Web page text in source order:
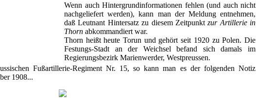
Wenn auch Hintergrundinformationen fehlen (und auch nicht
nachgeliefert werden), kann man der Meldung entnehmen,
daß Leutnant Hintersatz zu diesem Zeitpunktzur Artillerie in
Thorn abkommandiert war.
Thorn heißt heute Torun und gehört seit 1920 zu Polen. Die
Festungs-Stadt an der Weichsel befand sich damals im
Regierungsbezirk Marienwerder, Westpreussen.
Fußartillerie-Regiment Nr. 15, so kann man es der folgenden Notiz
1908...